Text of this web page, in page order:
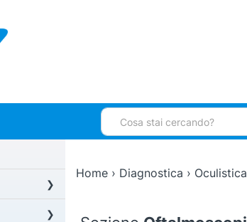
Cerca:
Home › Diagnostica › Oculistica